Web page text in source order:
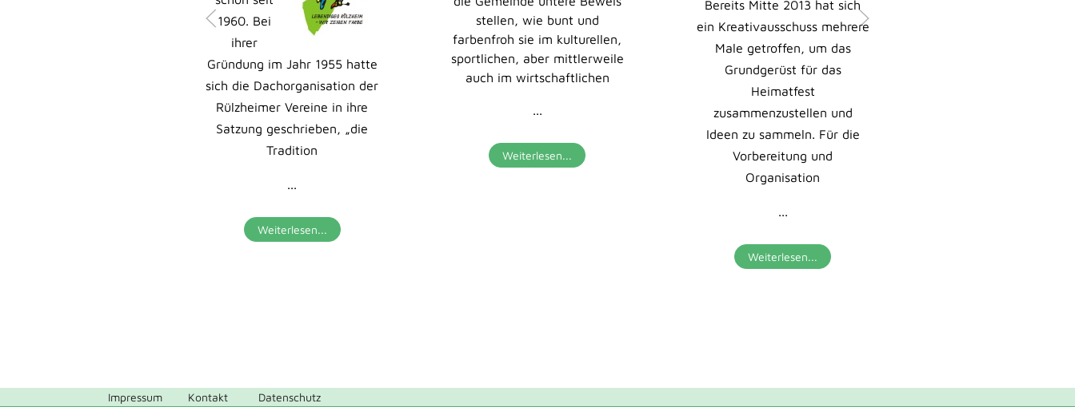
1960. Bei
ihrer
Gründung im Jahr 1955 hatte
sich die Dachorganisation der
Rülzheimer Vereine in ihre
Satzung geschrieben, „die
Tradition
...
Weiterlesen...
stellen, wie bunt und
farbenfroh sie im kulturellen,
sportlichen, aber mittlerweile
auch im wirtschaftlichen
...
Weiterlesen...
Bereits Mitte 2013 hat sich
ein Kreativausschuss mehrere
Male getroffen, um das
Grundgerüst für das
Heimatfest
zusammenzustellen und
Ideen zu sammeln. Für die
Vorbereitung und
Organisation
...
Weiterlesen...
Impressum Kontakt Datenschutz